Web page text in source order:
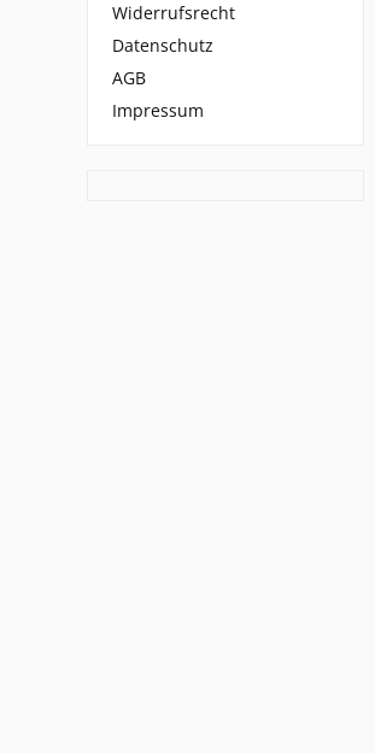
Widerrufsrecht
Datenschutz
AGB
Impressum